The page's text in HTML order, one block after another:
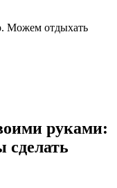
Можем отдыхать
руками:
сделать